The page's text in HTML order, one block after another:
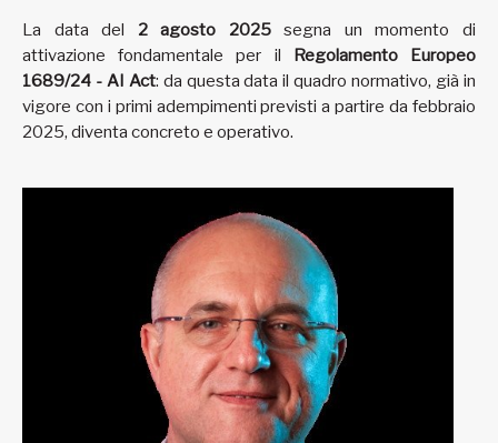
La data del 2 agosto 2025segna un momento di
attivazione fondamentale per il
Regolamento Europeo
1689/24 - AI Act: da questa data il quadro normativo, già in
vigore con i primi adempimenti previsti a partire da febbraio
2025, diventa concreto e operativo.